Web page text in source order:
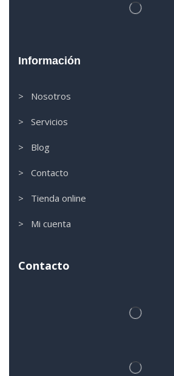
Información
> Nosotros
> Servicios
> Blog
> Contacto
> Tienda online
> Mi cuenta
Contacto